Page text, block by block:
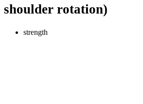
shoulder rotation)
strength